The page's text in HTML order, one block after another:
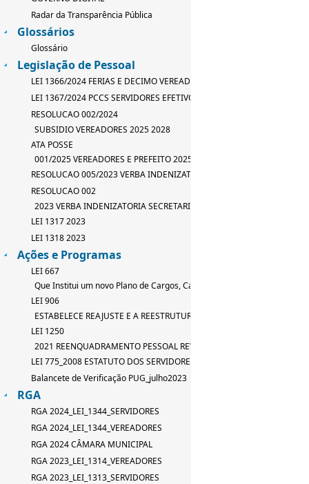
Radar da Transparência Pública
Glossários
Glossário
Legislação de Pessoal
LEI 1366/2024 FERIAS E DECIMO VEREADOR
LEI 1367/2024 PCCS SERVIDORES EFETIVOS
RESOLUCAO 002/2024
SUBSIDIO VEREADORES 2025 2028
ATA POSSE
001/2025 VEREADORES E PREFEITO 2025 2028
RESOLUCAO 005/2023 VERBA INDENIZATORIA
RESOLUCAO 002
2023 VERBA INDENIZATORIA SECRETARIO
LEI 1317 2023
LEI 1318 2023
Ações e Programas
LEI 667
Que Institui um novo Plano de Cargos, Carreira e Salarios
LEI 906
ESTABELECE REAJUSTE E A REESTRUTURAÇÃO DE TABELA DE
LEI 1250
2021 REENQUADRAMENTO PESSOAL REVISAO LEI 667_2015
LEI 775_2008 ESTATUTO DOS SERVIDORES
Balancete de Verificação PUG_julho2023
RGA
RGA 2024_LEI_1344_SERVIDORES
RGA 2024_LEI_1344_VEREADORES
RGA 2024 CÂMARA MUNICIPAL
RGA 2023_LEI_1314_VEREADORES
RGA 2023_LEI_1313_SERVIDORES